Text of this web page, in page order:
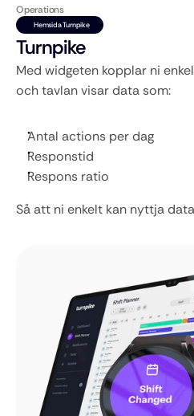
Operations
Hemsida Turnpike
Turnpike
Med widgeten kopplar ni
och tavlan visar data som:
Antal actions per dag
Responstid
Respons ratio
Så att ni enkelt kan nyttja